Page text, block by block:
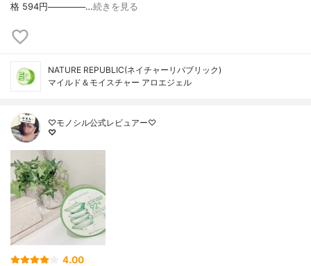
格 594円──────…続きを見る
NATURE REPUBLIC(ネイチャーリパブリック)
マイルド＆モイスチャー アロエジェル
♡モノシル公式レビュアー♡
♡
4.00